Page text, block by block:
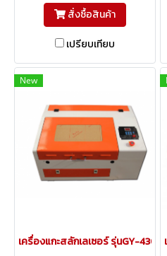
สั่งซื้อสินค้า
เปรียบเทียบ
New
เครื่องแกะสลักเลเซอร์ รุ่นGY-430